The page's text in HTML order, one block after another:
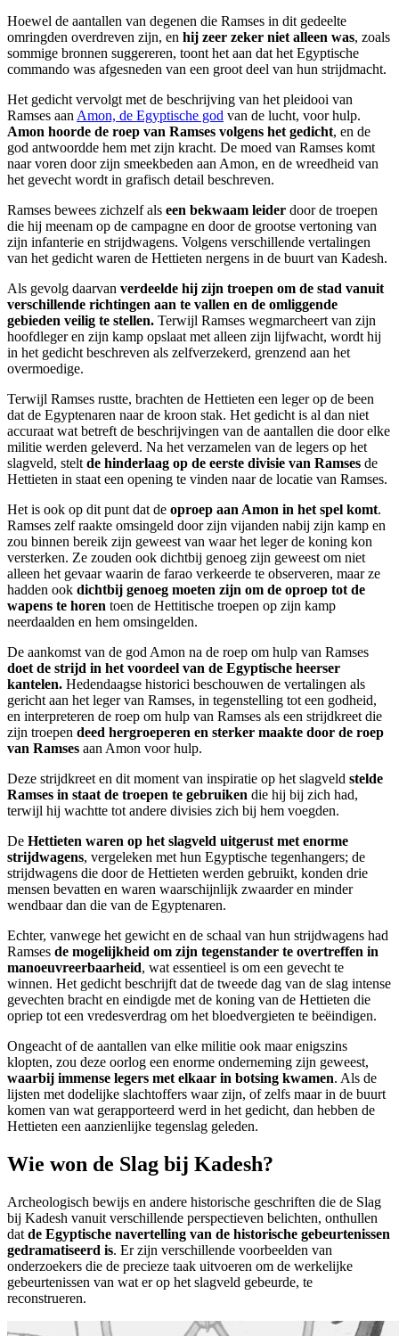
Hoewel de aantallen van degenen die Ramses in dit gedeelte
omringden overdreven zijn, en hij zeer zeker niet alleen was, zoals
sommige bronnen suggereren, toont het aan dat het Egyptische
commando was afgesneden van een groot deel van hun strijdmacht.
Het gedicht vervolgt met de beschrijving van het pleidooi van
Ramses aanAmon, de Egyptische god van de lucht, voor hulp.
Amon hoorde de roep van Ramses volgens het gedicht, en de
god antwoordde hem met zijn kracht. De moed van Ramses komt
naar voren door zijn smeekbeden aan Amon, en de wreedheid van
het gevecht wordt in grafisch detail beschreven.
Ramses bewees zichzelf als een bekwaam leider door de troepen
die hij meenam op de campagne en door de grootse vertoning van
zijn infanterie en strijdwagens. Volgens verschillende vertalingen
van het gedicht waren de Hettieten nergens in de buurt van Kadesh.
Als gevolg daarvan verdeelde hij zijn troepen om de stad vanuit
verschillende richtingen aan te vallen en de omliggende
gebieden veilig te stellen. Terwijl Ramses wegmarcheert van zijn
hoofdleger en zijn kamp opslaat met alleen zijn lijfwacht, wordt hij
in het gedicht beschreven als zelfverzekerd, grenzend aan het
overmoedige.
Terwijl Ramses rustte, brachten de Hettieten een leger op de been
dat de Egyptenaren naar de kroon stak. Het gedicht is al dan niet
accuraat wat betreft de beschrijvingen van de aantallen die door elke
militie werden geleverd. Na het verzamelen van de legers op het
slagveld, steltde hinderlaag op de eerste divisie van Ramses de
Hettieten in staat een opening te vinden naar de locatie van Ramses.
Het is ook op dit punt dat de oproep aan Amon in het spel komt.
Ramses zelf raakte omsingeld door zijn vijanden nabij zijn kamp en
zou binnen bereik zijn geweest van waar het leger de koning kon
versterken. Ze zouden ook dichtbij genoeg zijn geweest om niet
alleen het gevaar waarin de farao verkeerde te observeren, maar ze
hadden ook dichtbij genoeg moeten zijn om de oproep tot de
wapens te horen toen de Hettitische troepen op zijn kamp
neerdaalden en hem omsingelden.
De aankomst van de god Amon na de roep om hulp van Ramses
doet de strijd in het voordeel van de Egyptische heerser
kantelen. Hedendaagse historici beschouwen de vertalingen als
gericht aan het leger van Ramses, in tegenstelling tot een godheid,
en interpreteren de roep om hulp van Ramses als een strijdkreet die
zijn troepen deed hergroeperen en sterker maakte door de roep
van Ramses aan Amon voor hulp.
Deze strijdkreet en dit moment van inspiratie op het slagveld stelde
Ramses in staat de troepen te gebruiken die hij bij zich had,
terwijl hij wachtte tot andere divisies zich bij hem voegden.
De Hettieten waren op het slagveld uitgerust met enorme
strijdwagens, vergeleken met hun Egyptische tegenhangers; de
strijdwagens die door de Hettieten werden gebruikt, konden drie
mensen bevatten en waren waarschijnlijk zwaarder en minder
wendbaar dan die van de Egyptenaren.
Echter, vanwege het gewicht en de schaal van hun strijdwagens had
Ramses de mogelijkheid om zijn tegenstander te overtreffen in
manoeuvreerbaarheid, wat essentieel is om een gevecht te
winnen. Het gedicht beschrijft dat de tweede dag van de slag intense
gevechten bracht en eindigde met de koning van de Hettieten die
opriep tot een vredesverdrag om het bloedvergieten te beëindigen.
Ongeacht of de aantallen van elke militie ook maar enigszins
klopten, zou deze oorlog een enorme onderneming zijn geweest,
waarbij immense legers met elkaar in botsing kwamen. Als de
lijsten met dodelijke slachtoffers waar zijn, of zelfs maar in de buurt
komen van wat gerapporteerd werd in het gedicht, dan hebben de
Hettieten een aanzienlijke tegenslag geleden.
Wie won de Slag bij Kadesh?
Archeologisch bewijs en andere historische geschriften die de Slag
bij Kadesh vanuit verschillende perspectieven belichten, onthullen
dat de Egyptische navertelling van de historische gebeurtenissen
gedramatiseerd is. Er zijn verschillende voorbeelden van
onderzoekers die de precieze taak uitvoeren om de werkelijke
gebeurtenissen van wat er op het slagveld gebeurde, te
reconstrueren.